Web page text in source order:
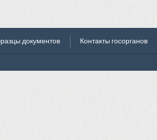
документов Контакты госорганов